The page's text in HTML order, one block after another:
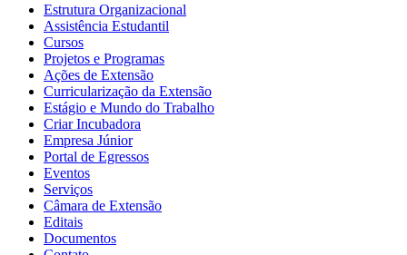
Estrutura Organizacional
Assistência Estudantil
Cursos
Projetos e Programas
Ações de Extensão
Curricularização da Extensão
Estágio e Mundo do Trabalho
Criar Incubadora
Empresa Júnior
Portal de Egressos
Eventos
Serviços
Câmara de Extensão
Editais
Documentos